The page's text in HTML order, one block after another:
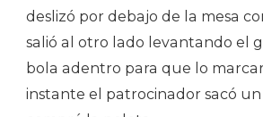
deslizó por debajo de la mesa
salió al otro lado levantando el
bola adentro para que lo
instante el patrocinador sacó